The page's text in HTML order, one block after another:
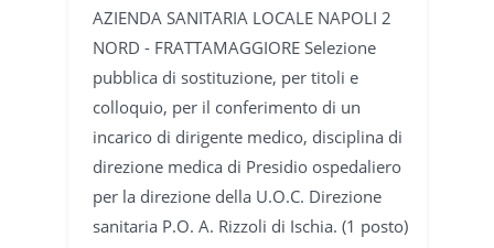
AZIENDA SANITARIA LOCALE NAPOLI 2
NORD - FRATTAMAGGIORE Selezione
pubblica di sostituzione, per titoli e
colloquio, per il conferimento di un
incarico di dirigente medico, disciplina di
direzione medica di Presidio ospedaliero
per la direzione della U.O.C. Direzione
sanitaria P.O. A. Rizzoli di Ischia. (1 posto)